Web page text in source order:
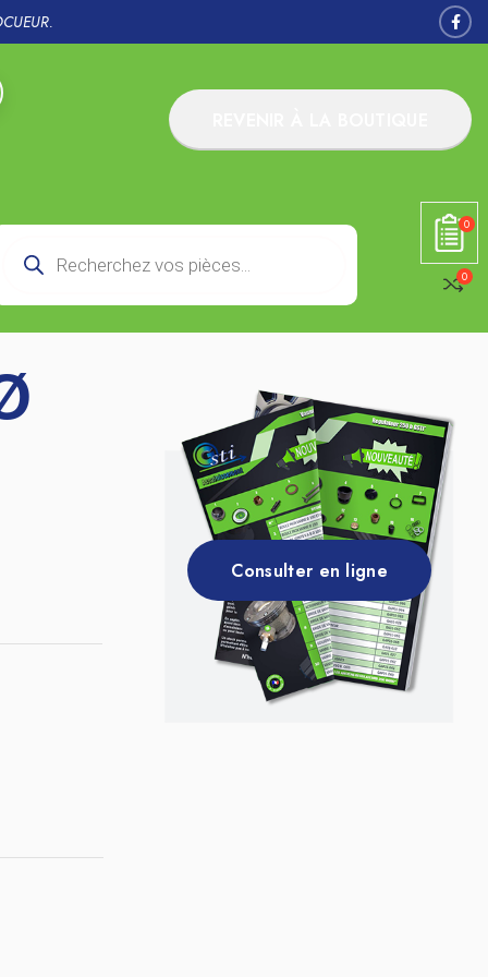
0
0
Consulter en ligne